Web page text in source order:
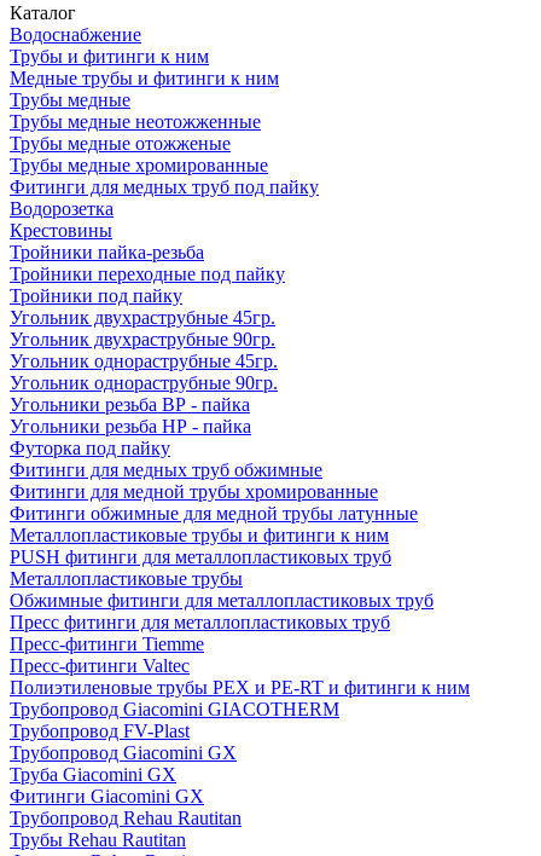
Каталог
Водоснабжение
Трубы и фитинги к ним
Медные трубы и фитинги к ним
Трубы медные
Трубы медные неотожженные
Трубы медные отожженые
Трубы медные хромированные
Фитинги для медных труб под пайку
Водорозетка
Крестовины
Тройники пайка-резьба
Тройники переходные под пайку
Тройники под пайку
Угольник двухраструбные 45гр.
Угольник двухраструбные 90гр.
Угольник однораструбные 45гр.
Угольник однораструбные 90гр.
Угольники резьба ВР - пайка
Угольники резьба НР - пайка
Футорка под пайку
Фитинги для медных труб обжимные
Фитинги для медной трубы хромированные
Фитинги обжимные для медной трубы латунные
Металлопластиковые трубы и фитинги к ним
PUSH фитинги для металлопластиковых труб
Металлопластиковые трубы
Обжимные фитинги для металлопластиковых труб
Пресс фитинги для металлопластиковых труб
Пресс-фитинги Tiemme
Пресс-фитинги Valtec
Полиэтиленовые трубы PEX и PE-RT и фитинги к ним
Трубопровод Giacomini GIACOTHERM
Трубопровод FV-Plast
Трубопровод Giacomini GX
Труба Giacomini GX
Фитинги Giacomini GX
Трубопровод Rehau Rautitan
Трубы Rehau Rautitan